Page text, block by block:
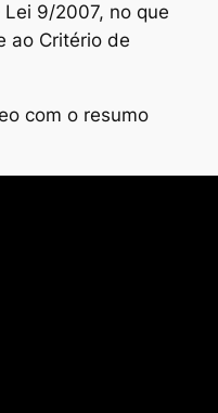
9/2007, no que
ao Critério de
com o resumo